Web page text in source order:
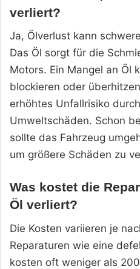
verliert?
Ja, Ölverlust kann
Das Öl sorgt für die
Motors. Ein Mangel an Öl
blockieren oder
erhöhtes Unfallrisiko
Umweltschäden. Schon
sollte das Fahrzeug
um größere Schäden zu
Was kostet die
Öl verliert?
Die Kosten variieren je
Reparaturen wie eine
kosten oft weniger als